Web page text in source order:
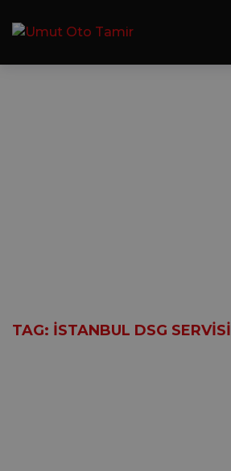
TAG: İSTANBUL DSG SERVISI